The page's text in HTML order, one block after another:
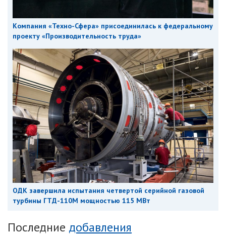
Компания «Техно-Сфера» присоединилась к федеральному
проекту «Производительность труда»
ОДК завершила испытания четвертой серийной газовой
турбины ГТД-110М мощностью 115 МВт
Последние добавления